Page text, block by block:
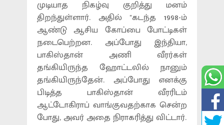
முடியாத நிகழ்வு குறித்து மனம்
திறந்துள்ளார். அதில் ''கடந்த 1998-ம்
ஆண்டு ஆசிய கோப்பை போட்டிகள்
நடைபெற்றன. அப்போது இந்தியா,
பாகிஸ்தான் அணி வீரர்கள்
தங்கியிருந்த ஹோட்டலில் நானும்
தங்கியிருந்தேன். அப்போது எனக்கு
பிடித்த பாகிஸ்தான் வீரரிடம்
ஆட்டோகிராப் வாங்குவதற்காக சென்ற
போது, அவர் அதை நிராகரித்து விட்டார்.